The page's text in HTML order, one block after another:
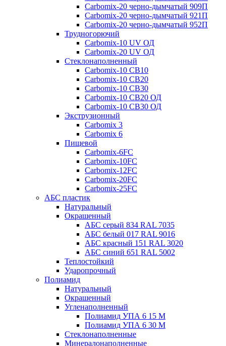
Carbomix-20 черно-дымчатый 909П
Carbomix-20 черно-дымчатый 921П
Carbomix-20 черно-дымчатый 952П
Трудногорючий
Carbomix-10 UV ОД
Carbomix-20 UV ОД
Стеклонаполненный
Carbomix-10 СВ10
Carbomix-10 СВ20
Carbomix-10 СВ30
Carbomix-10 СВ20 ОД
Carbomix-10 СВ30 ОД
Экструзионный
Carbomix 3
Carbomix 6
Пищевой
Carbomix-6FC
Carbomix-10FC
Carbomix-12FC
Carbomix-20FC
Carbomix-25FC
АБС пластик
Натуральный
Окрашенный
АБС серый 834 RAL 7035
АБС белый 017 RAL 9016
АБС красный 151 RAL 3020
АБС синий 651 RAL 5002
Теплостойкий
Ударопрочный
Полиамид
Натуральный
Окрашенный
Угленаполненный
Полиамид УПА 6 15 М
Полиамид УПА 6 30 М
Стеклонаполненные
Минералонаполненные